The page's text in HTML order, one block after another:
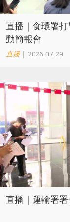
直播｜食環署
動簡報會
直播| 2026.07.29
直播｜運輸署